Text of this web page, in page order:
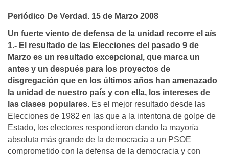
Periódico De Verdad. 15 de Marzo 2008
Un fuerte viento de defensa de la unidad recorre el aís
1.- El resultado de las Elecciones del pasado 9 de
Marzo es un resultado excepcional, que marca un
antes y un después para los proyectos de
disgregación que en los últimos años han amenazado
la unidad de nuestro país y con ella, los intereses de
las clases populares. Es el mejor resultado desde las
Elecciones de 1982 en las que a la intentona de golpe de
Estado, los electores respondieron dando la mayoría
absoluta más grande de la democracia a un PSOE
comprometido con la defensa de la democracia y con